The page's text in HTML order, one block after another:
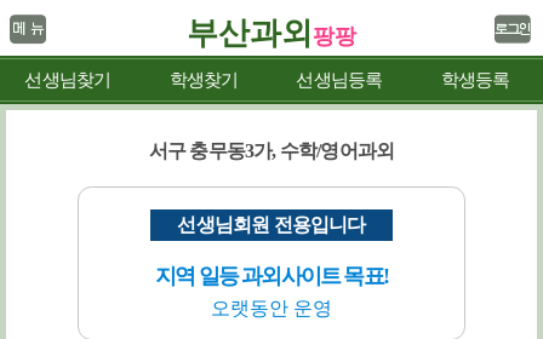
부산과외 팡팡
선생님찾기 학생찾기 선생님등록 학생등록
서구 충무동3가, 수학/영어과외
선생님회원 전용입니다
지역 일등 과외사이트 목표!
오랫동안 운영